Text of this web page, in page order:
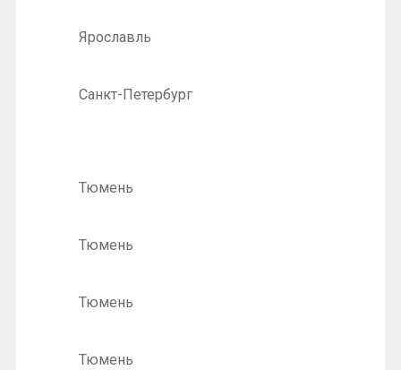
Ярославль
Санкт-Петербург
Тюмень
Тюмень
Тюмень
Тюмень